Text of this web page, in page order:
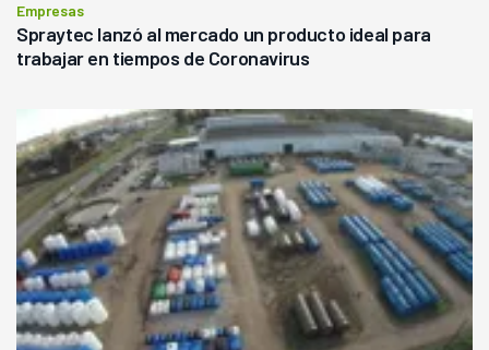
Empresas
Spraytec lanzó al mercado un producto ideal para
trabajar en tiempos de Coronavirus